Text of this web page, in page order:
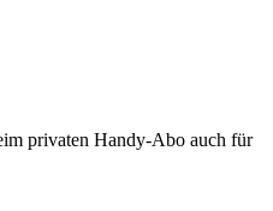
privaten Handy-Abo auch für